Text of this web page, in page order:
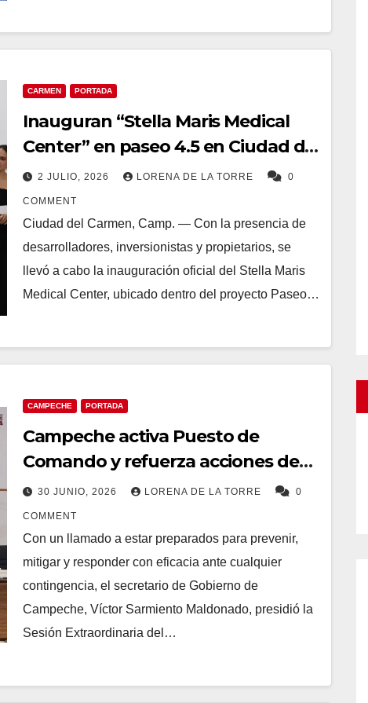
CARMEN PORTADA
Inauguran “Stella Maris Medical
Center” en paseo 4.5 en Ciudad del
Carmen
2 JULIO, 2026 LORENA DE LA TORRE 0
COMMENT
Ciudad del Carmen, Camp. — Con la presencia de
desarrolladores, inversionistas y propietarios, se
llevó a cabo la inauguración oficial del Stella Maris
Medical Center, ubicado dentro del proyecto Paseo…
CAMPECHE PORTADA
Campeche activa Puesto de
Comando y refuerza acciones de
Protección Civil ante riesgos
hidrometeorológicos
30 JUNIO, 2026 LORENA DE LA TORRE 0
COMMENT
Con un llamado a estar preparados para prevenir,
mitigar y responder con eficacia ante cualquier
contingencia, el secretario de Gobierno de
Campeche, Víctor Sarmiento Maldonado, presidió la
Sesión Extraordinaria del…